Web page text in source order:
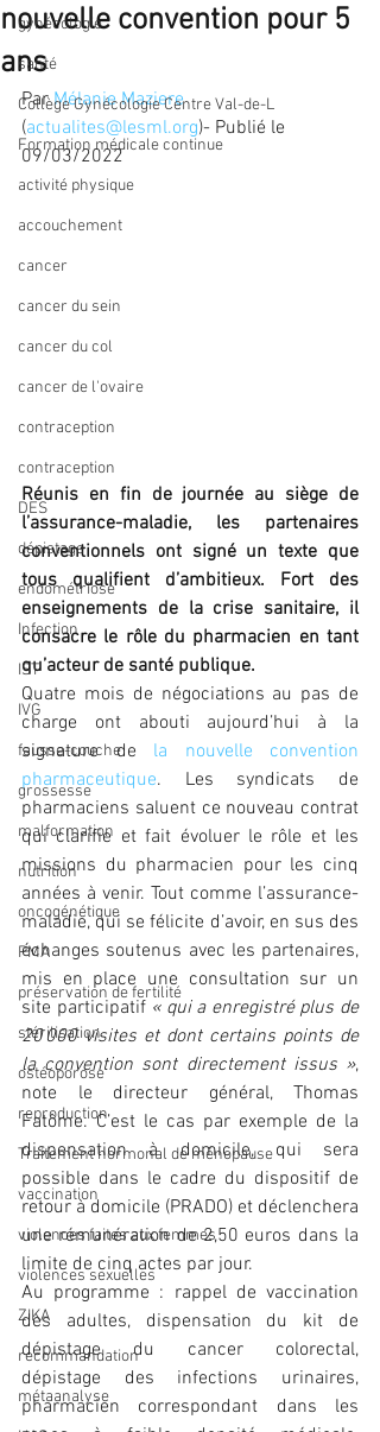
gynécologie
santé
Collège Gynécologie Centre Val-de-L
Formation médicale continue
activité physique
accouchement
cancer
cancer du sein
cancer du col
cancer de l'ovaire
contraception
contraception
DES
dépistage
endométriose
Infection
IST
IVG
fausse-couche
grossesse
malformation
nutrition
oncogénétique
PMA
préservation de fertilité
stérilisation
ostéoporose
reproduction
Traitement hormonal de ménopause
vaccination
violences faites aux femmes
violences sexuelles
ZIKA
recommandation
métaanalyse
nouvelle convention pour 5
ans
Par Mélanie Maziere
(actualites@lesml.org)- Publié le
09/03/2022
Réunis en fin de journée au siège de
l’assurance-maladie, les partenaires
conventionnels ont signé un texte que
tous qualifient d’ambitieux. Fort des
enseignements de la crise sanitaire, il
consacre le rôle du pharmacien en tant
qu’acteur de santé publique.
Quatre mois de négociations au pas de
charge ont abouti aujourd’hui à la
signature de la nouvelle convention
pharmaceutique. Les syndicats de
pharmaciens saluent ce nouveau contrat
qui clarifie et fait évoluer le rôle et les
missions du pharmacien pour les cinq
années à venir. Tout comme l’assurance-
maladie, qui se félicite d’avoir, en sus des
échanges soutenus avec les partenaires,
mis en place une consultation sur un
site participatif « qui a enregistré plus de
20 000 visites et dont certains points de
la convention sont directement issus »,
note le directeur général, Thomas
Fatôme. C’est le cas par exemple de la
dispensation à domicile, qui sera
possible dans le cadre du dispositif de
retour à domicile (PRADO) et déclenchera
une rémunération de 2,50 euros dans la
limite de cinq actes par jour.
Au programme : rappel de vaccination
des adultes, dispensation du kit de
dépistage du cancer colorectal,
dépistage des infections urinaires,
pharmacien correspondant dans les